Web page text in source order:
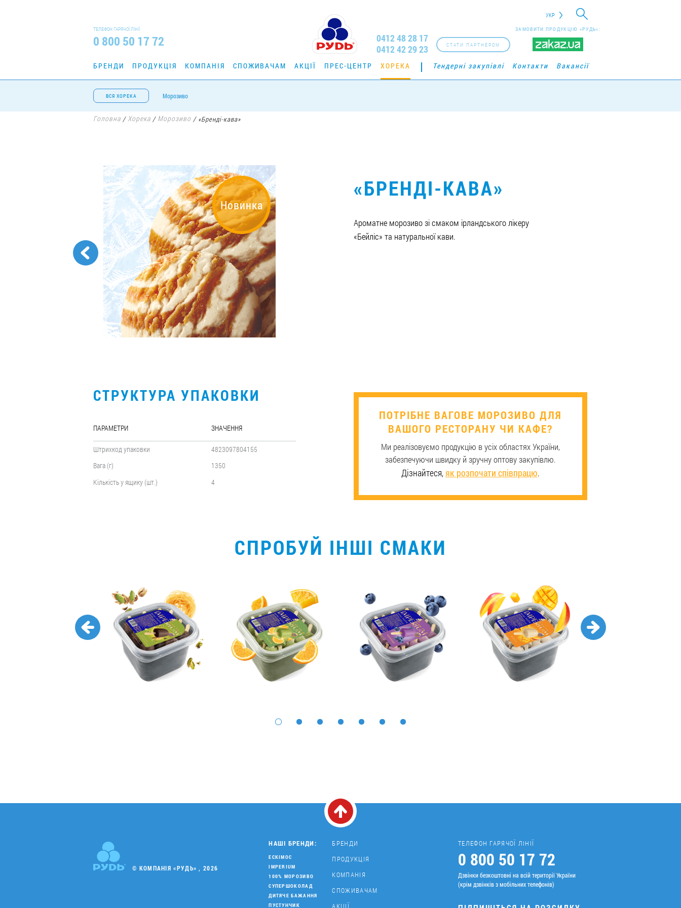
УКР
ТЕЛЕФОН ГАРЯЧОЇ ЛІНІЇ
0 800 50 17 72
ЗАМОВИТИ ПРОДУКЦІЮ «РУДЬ»:
СТАТИ ПАРТНЕРОМ
0412 48 28 17
0412 42 29 23
БРЕНДИ ПРОДУКЦІЯ КОМПАНІЯ СПОЖИВАЧАМ АКЦІЇ ПРЕС-ЦЕНТР ХОРЕКА Тендерні закупівлі Контакти Вакансії
ВСЯ ХОРЕКА Морозиво
Головна / Хорека / Морозиво /«Бренді-кава»
Новинка
«БРЕНДІ-КАВА»
Ароматне морозиво зі смаком ірландського лікеру
«Бейліс» та натуральної кави.
СТРУКТУРА УПАКОВКИ
ПАРАМЕТРИ ЗНАЧЕННЯ
Штрихкод упаковки
4823097804155
Вага (г)
1350
Кількість у ящику (шт.)
4
​ПОТРІБНЕ ВАГОВЕ МОРОЗИВО ДЛЯ
ВАШОГО РЕСТОРАНУ ЧИ КАФЕ?
Ми реалізовуємо продукцію в усіх областях України,
забезпечуючи швидку й зручну оптову закупівлю.
Дізнайтеся,як розпочати співпрацю.
СПРОБУЙ ІНШІ СМАКИ
© КОМПАНІЯ «РУДЬ» , 2026
НАШІ БРЕНДИ:
ЕСКІМОС
IMPERIUM
100% МОРОЗИВО
СУПЕРШОКОЛАД
ДИТЯЧЕ БАЖАННЯ
ПУСТУНЧИК
БРЕНДИ
ПРОДУКЦІЯ
КОМПАНІЯ
СПОЖИВАЧАМ
АКЦІЇ
ТЕЛЕФОН ГАРЯЧОЇ ЛІНІЇ
0 800 50 17 72
Дзвінки безкоштовні на всій території України
(крім дзвінків з мобільних телефонів)